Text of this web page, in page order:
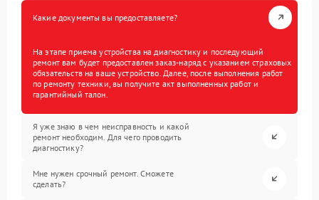
Какие документы вы предоставляете?
На этапе приема устройства на диагностику и последующий
ремонт вам будет предоставлен заказ-наряд с указанием страховых
обязательств на ваше устройство. Далее, после выполнения работ
по ремонту техники, вы получите акт выполненных работ и
гарантийный талон.
Я уже знаю в чем неисправность и какой
ремонт необходим. Для чего проводить
диагностику?
Мне нужен срочный ремонт. Сможете
сделать?